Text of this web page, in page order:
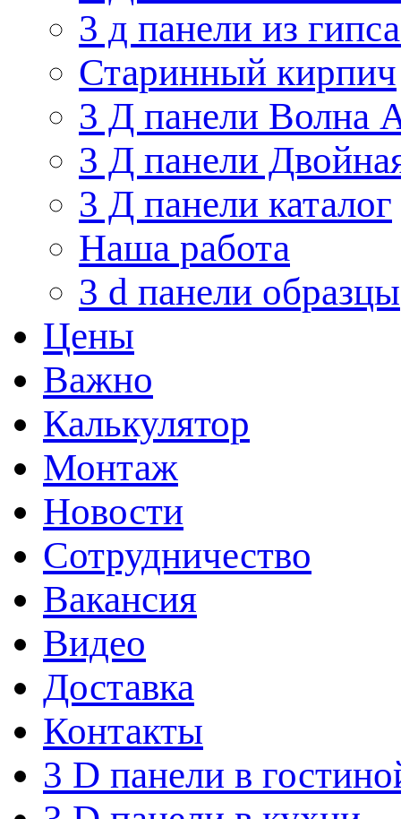
3 д панели из
Старинный кирпич
3 Д панели Волна
3 Д панели
3 Д панели каталог
Наша работа
3 d панели образцы
Цены
Важно
Калькулятор
Монтаж
Новости
Сотрудничество
Вакансия
Видео
Доставка
Контакты
3 D панели в